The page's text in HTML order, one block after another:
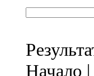
Начало